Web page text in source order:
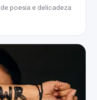
poesia e delicadeza